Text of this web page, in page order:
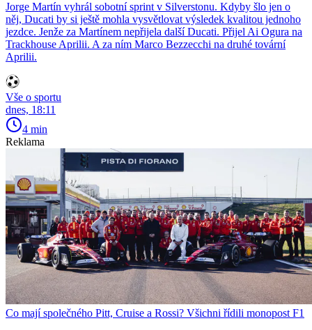
Jorge Martín vyhrál sobotní sprint v Silverstonu. Kdyby šlo jen o
něj, Ducati by si ještě mohla vysvětlovat výsledek kvalitou jednoho
jezdce. Jenže za Martínem nepřijela další Ducati. Přijel Ai Ogura na
Trackhouse Aprilii. A za ním Marco Bezzecchi na druhé tovární
Aprilii.
Vše o sportu
dnes, 18:11
4 min
Reklama
Co mají společného Pitt, Cruise a Rossi? Všichni řídili monopost F1